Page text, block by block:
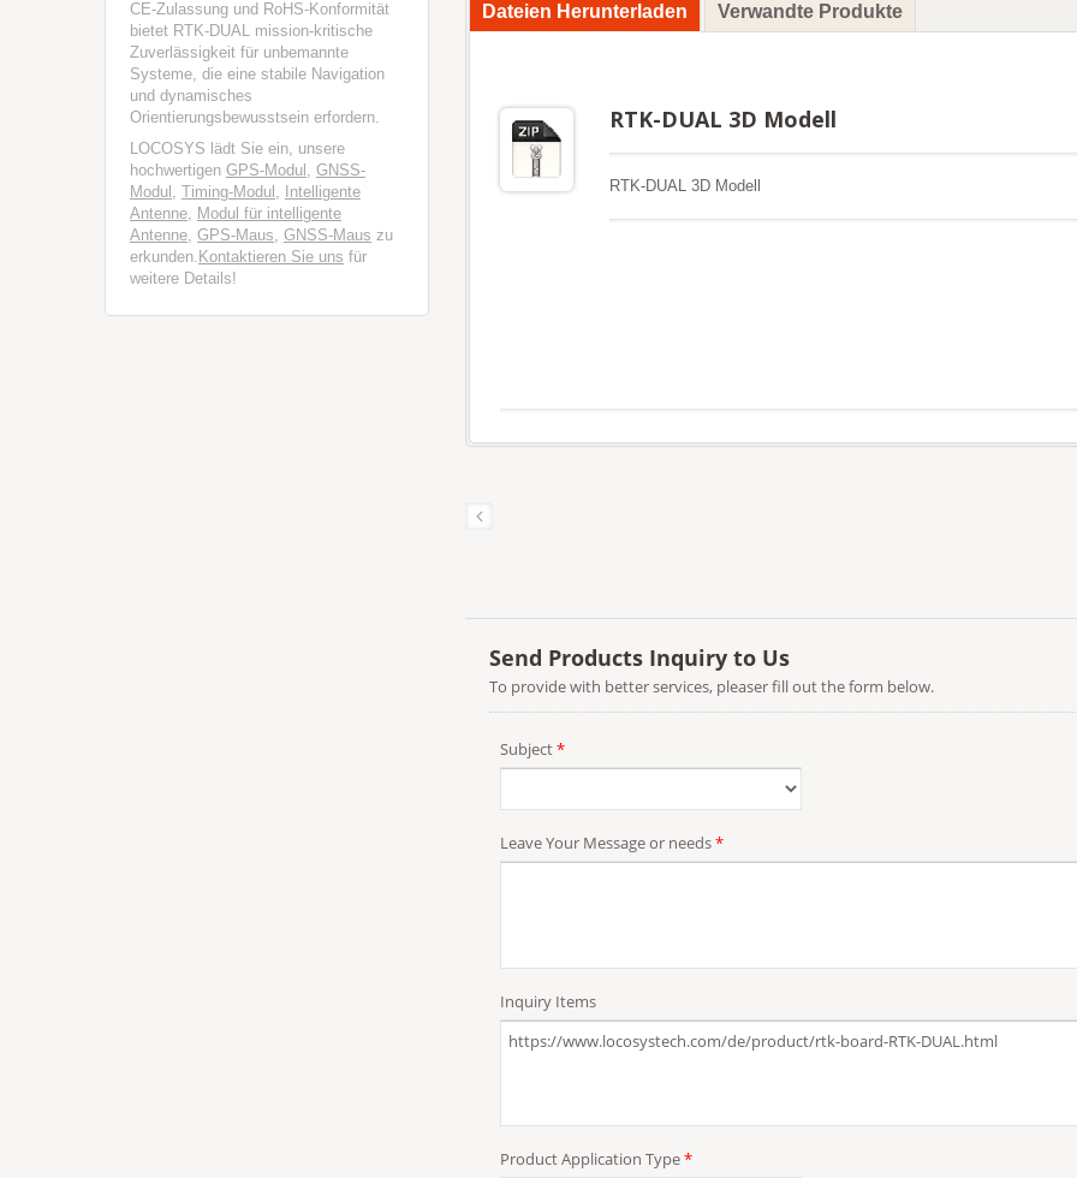
CE-Zulassung und RoHS-Konformität
bietet RTK-DUAL mission-kritische
Zuverlässigkeit für unbemannte
Systeme, die eine stabile Navigation
und dynamisches
Orientierungsbewusstsein erfordern.
LOCOSYS lädt Sie ein, unsere
hochwertigen GPS-Modul , GNSS-
Modul , Timing-Modul ,
Intelligente
Antenne, Modul für intelligente
Antenne, GPS-Maus, GNSS-Maus zu
erkunden. Kontaktieren Sie uns für
weitere Details!
Dateien Herunterladen Verwandte Produkte
RTK-DUAL 3D Modell
RTK-DUAL 3D Modell